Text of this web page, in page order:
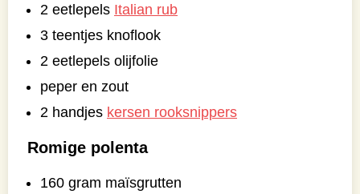
2 eetlepels Italian rub
3 teentjes knoflook
2 eetlepels olijfolie
peper en zout
2 handjes kersen rooksnippers
Romige polenta
160 gram maïsgrutten